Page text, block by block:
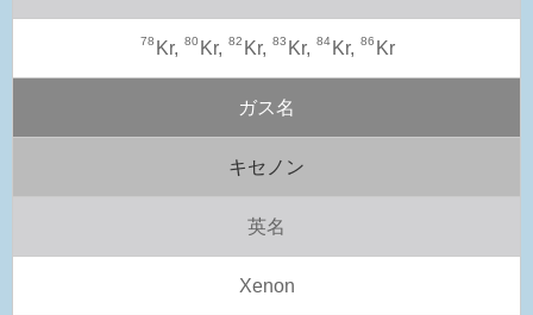
78 Kr, 80 Kr, 82 Kr, 83 Kr, 84 Kr, 86 Kr
ガス名
キセノン
英名
Xenon